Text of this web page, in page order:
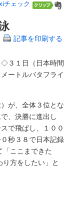
チェック
記事を印刷する
◇３１日（日本時間
ートルバタフライ
が、全体３位とな
、決勝に進出し
で飛ばし、１００
秒３８で日本記録
ここまできた
方をしたい」と